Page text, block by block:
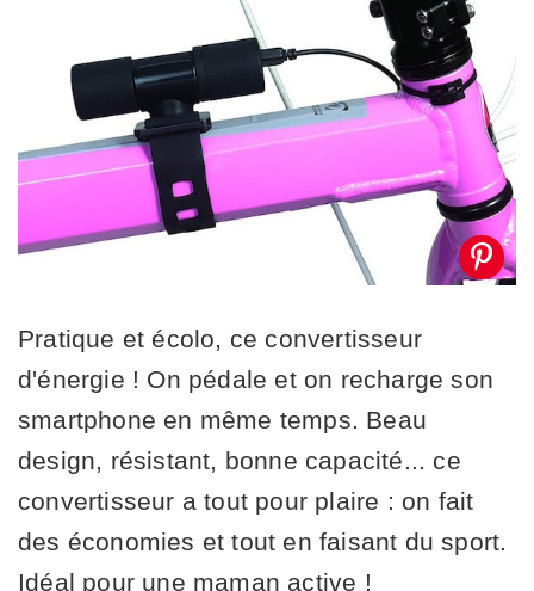
Pratique et écolo, ce convertisseur
d'énergie ! On pédale et on recharge son
smartphone en même temps. Beau
design, résistant, bonne capacité... ce
convertisseur a tout pour plaire : on fait
des économies et tout en faisant du sport.
Idéal pour une maman active !